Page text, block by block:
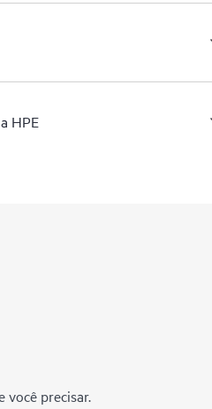
HPE
você precisar.